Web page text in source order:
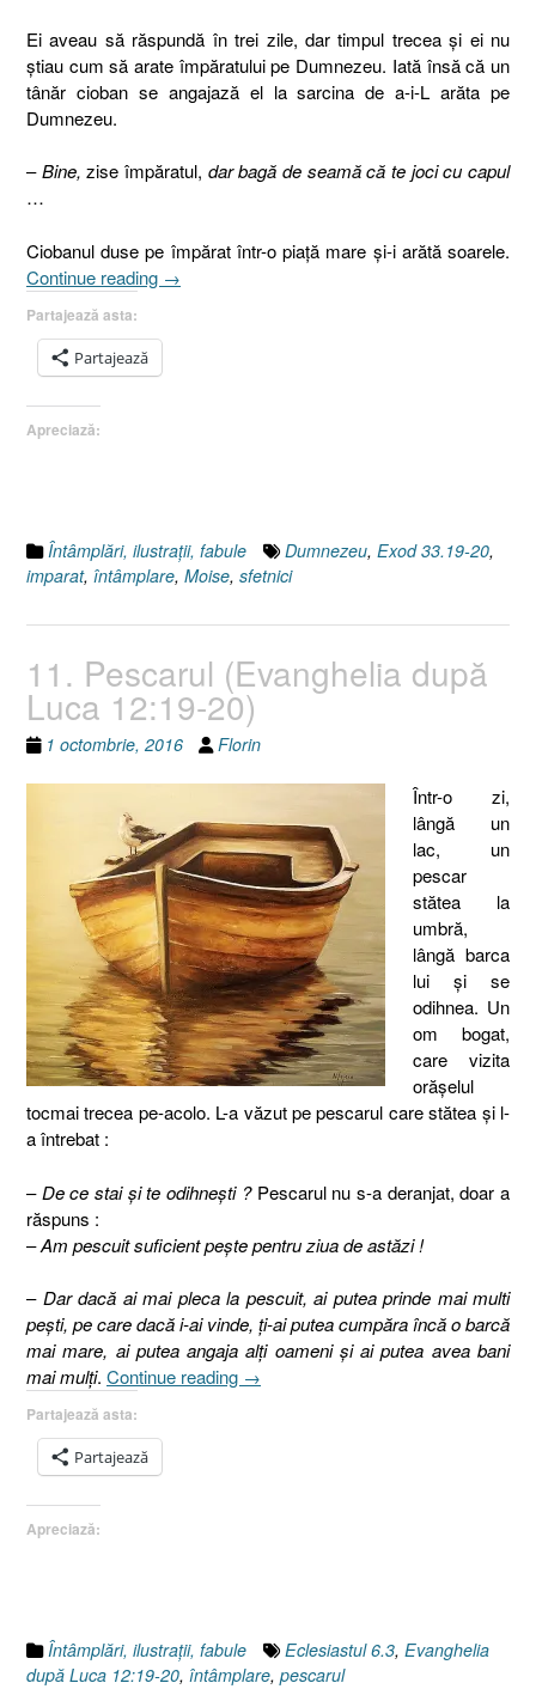
Ei aveau să răspundă în trei zile, dar timpul trecea și ei nu
ştiau cum să arate împăratului pe Dumnezeu. Iată însă că un
tânăr cioban se angajază el la sarcina de a-i-L arăta pe
Dumnezeu.
–Bine, zise împăratul, dar bagă de seamă că te joci cu capul
…
Ciobanul duse pe împărat într-o piață mare și-i arătă soarele.
Continue reading „12. Împăratul
33.19-
→
Partajează asta:
Partajează
Apreciază:
Întâmplări, ilustraţii, fabule Dumnezeu, Exod 33.19-20,
imparat, întâmplare, Moise, sfetnici
11. Pescarul (Evanghelia după
Luca 12:19-20)
1 octombrie, 2016 Florin
Într-o zi,
lângă un
lac, un
pescar
stătea la
umbră,
lângă barca
lui şi se
odihnea. Un
om bogat,
care vizita
orăşelul
tocmai trecea pe-acolo. L-a văzut pe pescarul care stătea şi l-
a întrebat :
–De ce stai şi te odihneşti ?Pescarul nu s-a deranjat, doar a
răspuns :
–Am pescuit suficient peşte pentru ziua de astăzi !
– Dar dacă ai mai pleca la pescuit, ai putea prinde mai multi
peşti, pe care dacă i-ai vinde, ţi-ai putea cumpăra încă o barcă
mai mare, ai putea angaja alţi oameni şi ai putea avea bani
mai mulţi. Continue reading „11. Pescarul
→
Partajează asta:
Partajează
Apreciază:
Întâmplări, ilustraţii, fabule Eclesiastul 6.3, Evanghelia
după Luca 12:19-20, întâmplare, pescarul